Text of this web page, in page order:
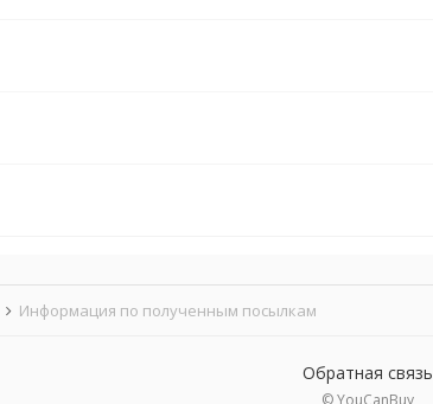
Информация по полученным посылкам
Обратная связь
© YouCanBuy